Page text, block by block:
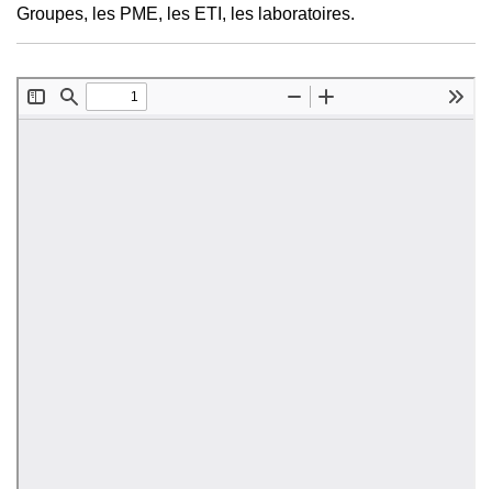
Groupes, les PME, les ETI, les laboratoires.